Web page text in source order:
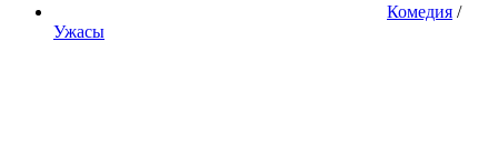
Комедия /
Ужасы